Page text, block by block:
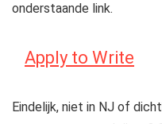
onderstaande link.
Apply to Write
Eindelijk, niet in NJ of